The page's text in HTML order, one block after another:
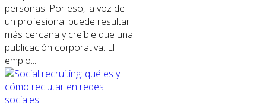
personas. Por eso, la voz de
un profesional puede resultar
más cercana y creíble que una
publicación corporativa. El
emplo...